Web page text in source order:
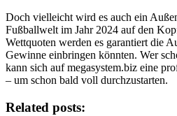
Doch vielleicht wird es auch ein
Fußballwelt im Jahr 2024 auf den
Wettquoten werden es garantiert die
Gewinne einbringen könnten. Wer
kann sich auf megasystem.biz eine
– um schon bald voll durchzustarten.
Related posts: